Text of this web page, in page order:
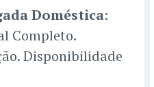
Doméstica:
Completo.
Disponibilidade